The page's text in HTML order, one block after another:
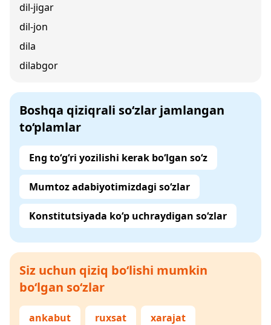
dil-jigar
dil-jon
dila
dilabgor
Boshqa qiziqrali so‘zlar jamlangan
to‘plamlar
Eng to‘g‘ri yozilishi kerak bo‘lgan so‘z
Mumtoz adabiyotimizdagi so‘zlar
Konstitutsiyada ko‘p uchraydigan so‘zlar
Siz uchun qiziq bo‘lishi mumkin
bo‘lgan so‘zlar
ankabut ruxsat xarajat